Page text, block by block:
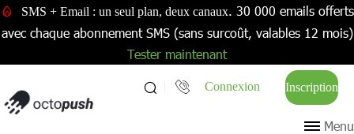
SMS + Email : un seul plan, deux canaux. 30 000 emails offerts
avec chaque abonnement SMS (sans surcoût, valables 12 mois)
Tester maintenant
Connexion Inscription
Menu